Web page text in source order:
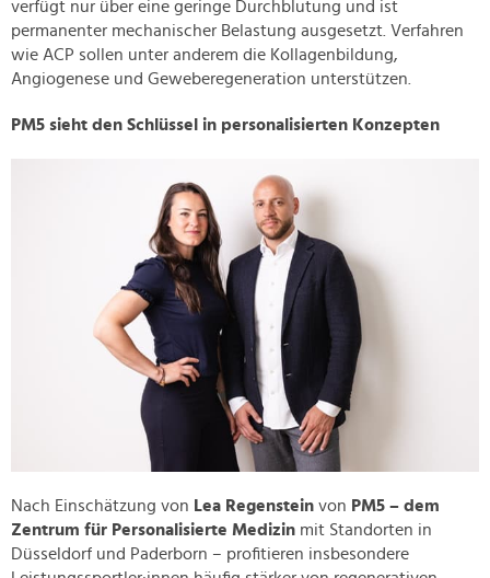
verfügt nur über eine geringe Durchblutung und ist
permanenter mechanischer Belastung ausgesetzt. Verfahren
wie ACP sollen unter anderem die Kollagenbildung,
Angiogenese und Geweberegeneration unterstützen.
PM5 sieht den Schlüssel in personalisierten Konzepten
Nach Einschätzung von Lea Regenstein von PM5 – dem
Zentrum für Personalisierte Medizin mit Standorten in
Düsseldorf und Paderborn – profitieren insbesondere